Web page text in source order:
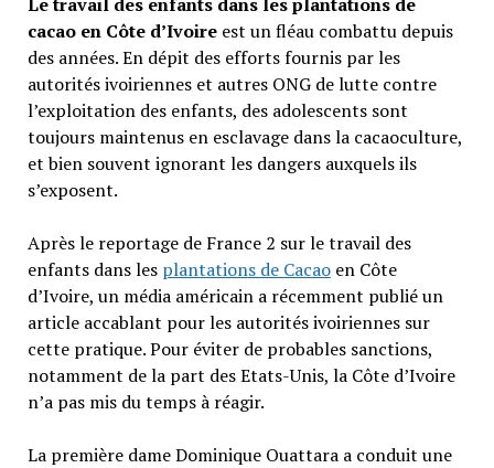
cacao en Côte d’Ivoireest un fléau combattu depuis
des années. En dépit des efforts fournis par les
autorités ivoiriennes et autres ONG de lutte contre
l’exploitation des enfants, des adolescents sont
toujours maintenus en esclavage dans la cacaoculture,
et bien souvent ignorant les dangers auxquels ils
s’exposent.
Après le reportage de France 2 sur le travail des
enfants dans les plantations de Cacaoen Côte
d’Ivoire, un média américain a récemment publié un
article accablant pour les autorités ivoiriennes sur
cette pratique. Pour éviter de probables sanctions,
notamment de la part des Etats-Unis, la Côte d’Ivoire
n’a pas mis du temps à réagir.
La première dame Dominique Ouattara a conduit une